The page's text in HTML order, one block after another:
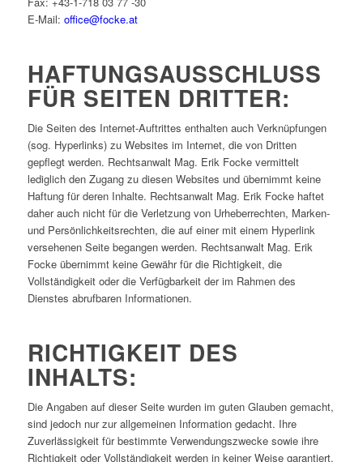
E-Mail: office@focke.at
HAFTUNGSAUSSCHLUSS
FÜR SEITEN DRITTER:
Die Seiten des Internet-Auftrittes enthalten auch Verknüpfungen
(sog. Hyperlinks) zu Websites im Internet, die von Dritten
gepflegt werden. Rechtsanwalt Mag. Erik Focke vermittelt
lediglich den Zugang zu diesen Websites und übernimmt keine
Haftung für deren Inhalte. Rechtsanwalt Mag. Erik Focke haftet
daher auch nicht für die Verletzung von Urheberrechten, Marken-
und Persönlichkeitsrechten, die auf einer mit einem Hyperlink
versehenen Seite begangen werden. Rechtsanwalt Mag. Erik
Focke übernimmt keine Gewähr für die Richtigkeit, die
Vollständigkeit oder die Verfügbarkeit der im Rahmen des
Dienstes abrufbaren Informationen.
RICHTIGKEIT DES
INHALTS:
Die Angaben auf dieser Seite wurden im guten Glauben gemacht,
sind jedoch nur zur allgemeinen Information gedacht. Ihre
Zuverlässigkeit für bestimmte Verwendungszwecke sowie ihre
Richtigkeit oder Vollständigkeit werden in keiner Weise garantiert.